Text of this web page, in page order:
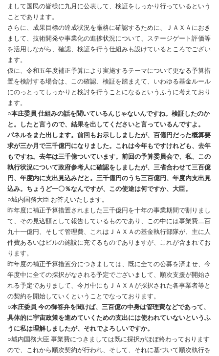
まして国民の皆様に九月に公表して、検証をしっかり行っているという
ことであります。
さらに、成果目標の達成状況を厳格に確認するために、ＪＡＸＡにおき
まして、技術開発や事業化の進捗状況について、ステージゲート評価等
を活用しながら、確認、検証を行う仕組みも設けているところでござい
ます。
仮に、令和五年度補正予算により実施するテーマについて更なる予算措
置を検討する場合は、この確認、検証を踏まえて、いわゆる基金ルール
にのっとってしっかりと検討を行うことになるというふうに考えており
ます。
○本庄委員 仕組みの話を聞いているんじゃないんですね。検証したのか
と。したと言うので、結果を出してくださいと言っているんですよ。
パネルをまた出します。前回もお示ししましたが、百億円だった概算要
求が三か月で三千億円になりました。これは今年もですけれども、去年
もですね。去年は三千億ついています。前回の予算委員会で、私、この
執行状況について政府参考人に確認をしましたが、三省合わせて三百億
円、年度内に支出見込みだと。三千億円のうち三百億円、年度内支出見
込み。ちょうど一〇％なんですが、この使途は何ですか、大臣。
○城内国務大臣 お答えいたします。
昨年度に補正予算措置されました三千億円を十年の事業期間で割りまし
て、その見込額として報告しているものであり、この中には事業費二百
九十一億円、そして管理費、これはＪＡＸＡの基金執行部隊が、主に人
件費あるいはビルの施設に充てるものでありますが、これが含まれてお
ります。
昨年度の補正予算措置分につきましては、既に全ての公募を済ませ、今
年度中に全ての採択がなされる予定でございまして、順次支援が開始さ
れる予定でありまして、今月中にもＪＡＸＡが採択された各事業者等と
の契約を開始していくということでなっております。
○本庄委員 今の御答弁を聞けば、三百億の中身は管理費などであって、
具体的に宇宙政策を進めていくための支出には使われていないというふ
うに私は理解しましたが、それでよろしいですか。
○城内国務大臣 事業費につきましては既に採択がほぼ終わっております
ので、これから順次契約が行われ、そして、それに基づいて順次執行を